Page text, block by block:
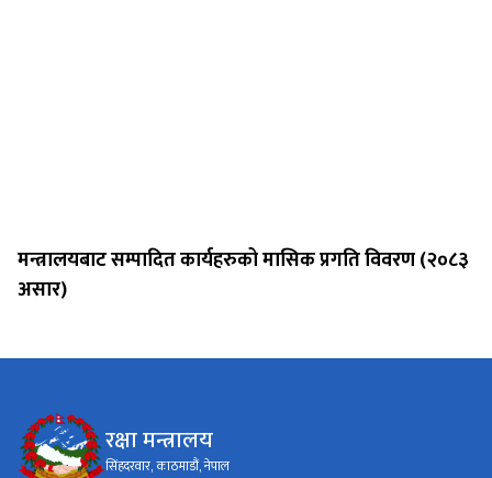
मन्त्रालयबाट सम्पादित कार्यहरुको मासिक प्रगति विवरण (२०८३
असार)
रक्षा मन्त्रालय
सिंहदरवार, काठमाडौं, नेपाल